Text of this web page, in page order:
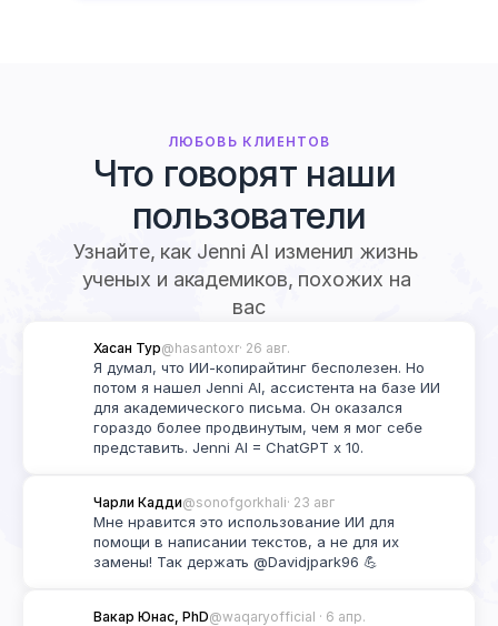
ЛЮБОВЬ КЛИЕНТОВ
Что говорят наши
пользователи
Узнайте, как Jenni AI изменил жизнь
ученых и академиков, похожих на
вас
Хасан Тур@hasantoxr· 26 авг.
Я думал, что ИИ-копирайтинг бесполезен. Но
потом я нашел Jenni AI, ассистента на базе ИИ
для академического письма. Он оказался
гораздо более продвинутым, чем я мог себе
представить. Jenni AI = ChatGPT x 10.
Чарли Кадди@sonofgorkhali· 23 авг
Мне нравится это использование ИИ для
помощи в написании текстов, а не для их
замены! Так держать @Davidjpark96 💪
Вакар Юнас, PhD@waqaryofficial · 6 апр.